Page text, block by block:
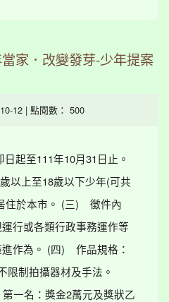
家．改變發芽-少年提案
12 | 點閱數： 500
起至111年10月31日止。
以上至18歲以下少年(可共
住於本市。 (三) 徵件內
行或各類行政事務運作等
作為。 (四) 作品規格：
限制拍攝器材及手法。
名：獎金2萬元及獎狀乙